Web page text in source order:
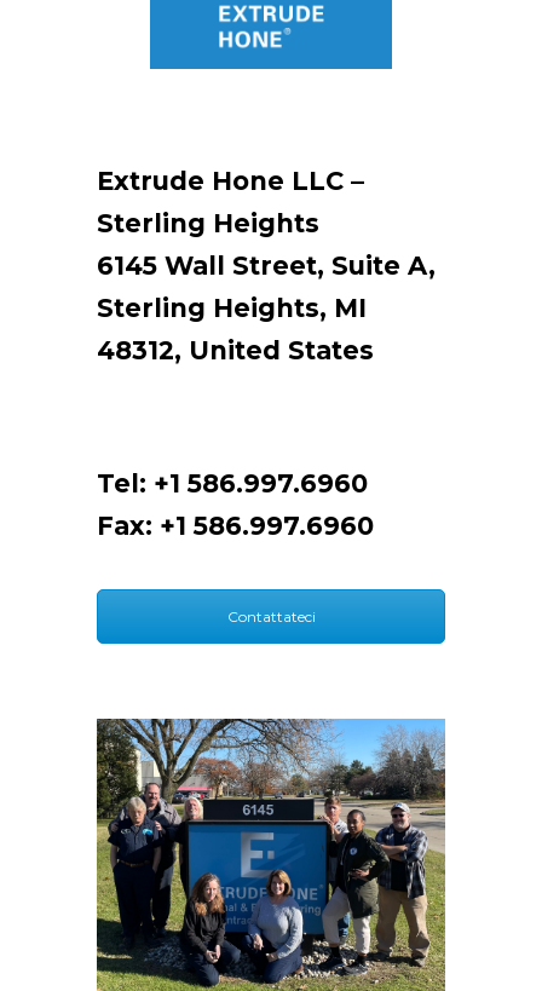
Extrude Hone LLC –
Sterling Heights
6145 Wall Street, Suite A,
Sterling Heights, MI
48312, United States
Tel: +1 586.997.6960
Fax: +1 586.997.6960
Contattateci